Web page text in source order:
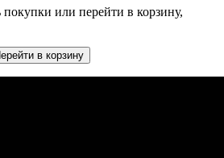
или перейти в корзину,
в корзину